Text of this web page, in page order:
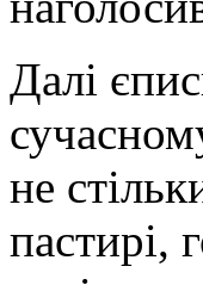
Далі
не
пастирі,